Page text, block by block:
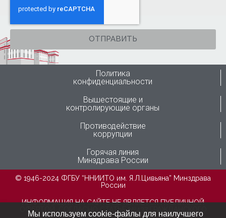
ОТПРАВИТЬ
Политика
конфиденциальности
Вышестоящие и
контролирующие органы
Противодействие
коррупции
Горячая линия
Минздрава России
© 1946-2024 ФГБУ “ННИИТО им. Я.Л.Цивьяна” Минздрава
России
ИНФОРМАЦИЯ НА САЙТЕ НЕ ЯВЛЯЕТСЯ ПУБЛИЧНОЙ
ОФЕРТОЙ, СОГЛАСНО СТАТЬЕ №437 ГРАЖДАНСКОГО
КОДЕКСА РФ
Мы используем cookie-файлы для наилучшего